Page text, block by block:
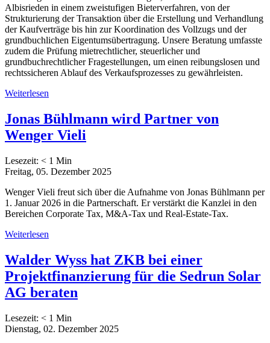
Albisrieden in einem zweistufigen Bieterverfahren, von der
Strukturierung der Transaktion über die Erstellung und Verhandlung
der Kaufverträge bis hin zur Koordination des Vollzugs und der
grundbuchlichen Eigentumsübertragung. Unsere Beratung umfasste
zudem die Prüfung mietrechtlicher, steuerlicher und
grundbuchrechtlicher Fragestellungen, um einen reibungslosen und
rechtssicheren Ablauf des Verkaufsprozesses zu gewährleisten.
Weiterlesen
Jonas Bühlmann wird Partner von
Wenger Vieli
Lesezeit: < 1 Min
Freitag, 05. Dezember 2025
Wenger Vieli freut sich über die Aufnahme von Jonas Bühlmann per
1. Januar 2026 in die Partnerschaft. Er verstärkt die Kanzlei in den
Bereichen Corporate Tax, M&A-Tax und Real-Estate-Tax.
Weiterlesen
Walder Wyss hat ZKB bei einer
Projektfinanzierung für die Sedrun Solar
AG beraten
Lesezeit: < 1 Min
Dienstag, 02. Dezember 2025